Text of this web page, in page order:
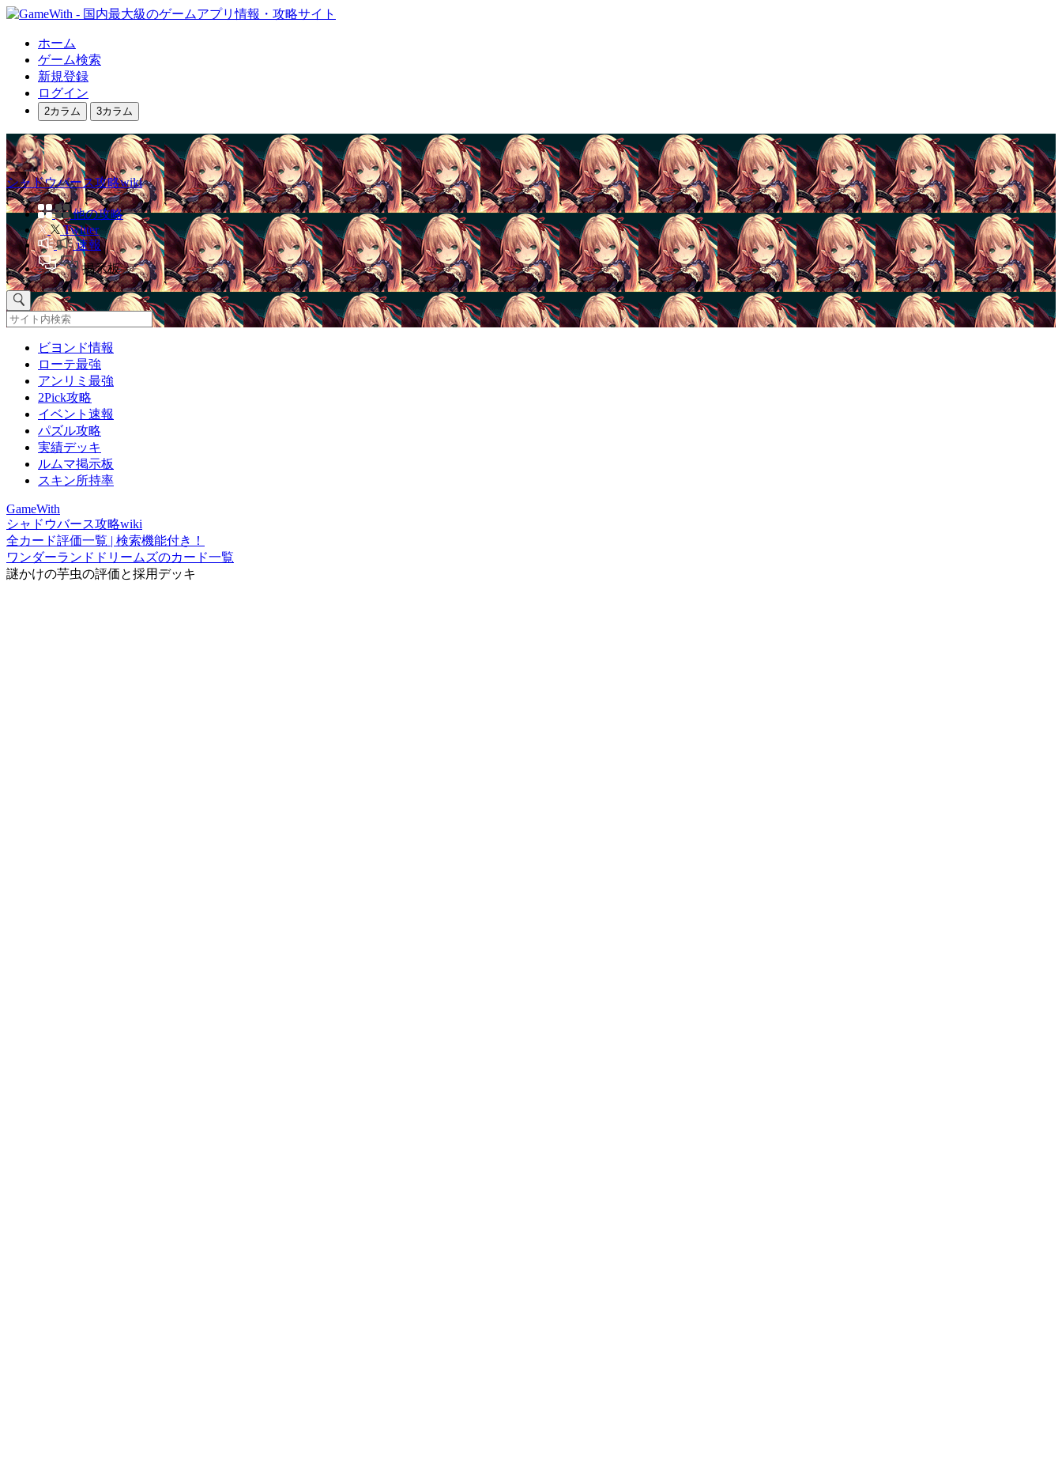
ホーム
ゲーム検索
新規登録
ログイン
2カラム 3カラム
シャドウバース攻略wiki
他の攻略
Twitter
速報
掲示板
ビヨンド情報
ローテ最強
アンリミ最強
2Pick攻略
イベント速報
パズル攻略
実績デッキ
ルムマ掲示板
スキン所持率
GameWith
シャドウバース攻略wiki
全カード評価一覧 | 検索機能付き！
ワンダーランドドリームズのカード一覧
謎かけの芋虫の評価と採用デッキ